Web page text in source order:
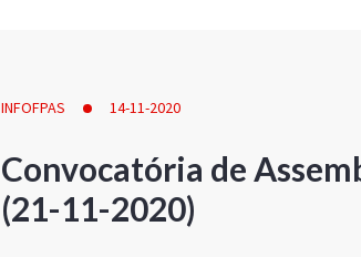
INFOFPAS 14-11-2020
Convocatória de
(21-11-2020)